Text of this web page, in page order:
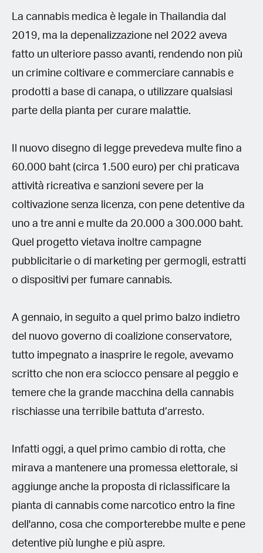
La cannabis medica è legale in Thailandia dal
2019, ma la depenalizzazione nel 2022 aveva
fatto un ulteriore passo avanti, rendendo non più
un crimine coltivare e commerciare cannabis e
prodotti a base di canapa, o utilizzare qualsiasi
parte della pianta per curare malattie.
Il nuovo disegno di legge prevedeva multe fino a
60.000 baht (circa 1.500 euro) per chi praticava
attività ricreativa e sanzioni severe per la
coltivazione senza licenza, con pene detentive da
uno a tre anni e multe da 20.000 a 300.000 baht.
Quel progetto vietava inoltre campagne
pubblicitarie o di marketing per germogli, estratti
o dispositivi per fumare cannabis.
A gennaio, in seguito a quel primo balzo indietro
del nuovo governo di coalizione conservatore,
tutto impegnato a inasprire le regole, avevamo
scritto che non era sciocco pensare al peggio e
temere che la grande macchina della cannabis
rischiasse una terribile battuta d’arresto.
Infatti oggi, a quel primo cambio di rotta, che
mirava a mantenere una promessa elettorale, si
aggiunge anche la proposta di riclassificare la
pianta di cannabis come narcotico entro la fine
dell'anno, cosa che comporterebbe multe e pene
detentive più lunghe e più aspre.